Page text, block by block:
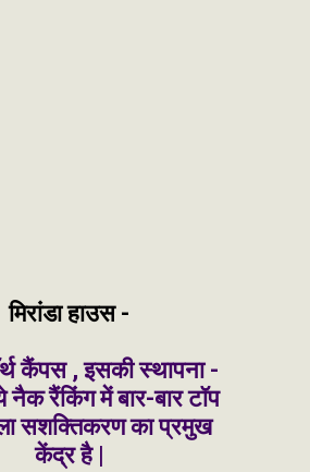
मिरांडा हाउस -
कैंपस , इसकी स्थापना -
रैंकिंग में बार-बार टॉप
सशक्तिकरण का प्रमुख
केंद्र है |